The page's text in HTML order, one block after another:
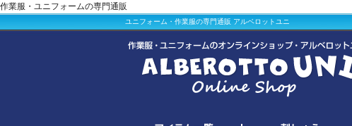
作業服・ユニフォームの専門通販
ユニフォーム・作業服の専門通販 アルベロットユニ